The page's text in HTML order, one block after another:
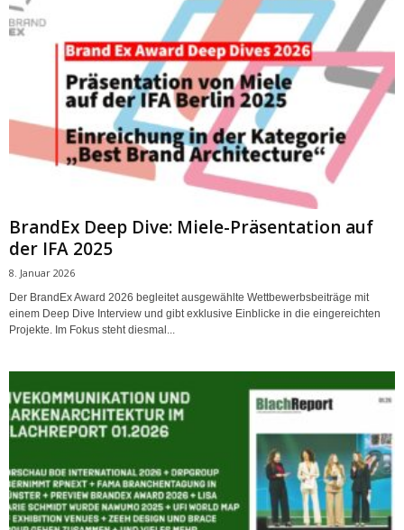
BrandEx Deep Dive: Miele-Präsentation auf
der IFA 2025
8. Januar 2026
Der BrandEx Award 2026 begleitet ausgewählte Wettbewerbsbeiträge mit
einem Deep Dive Interview und gibt exklusive Einblicke in die eingereichten
Projekte. Im Fokus steht diesmal...